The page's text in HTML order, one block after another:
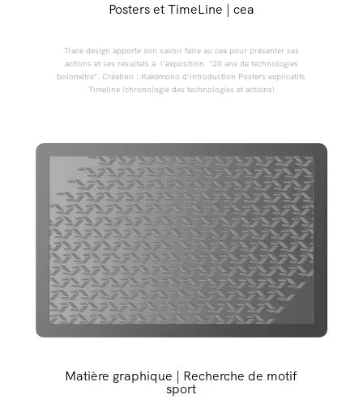
Posters et TimeLine | cea
Trace design apporte son savoir faire au cea pour présenter ses
actions et ses résultats à l'exposition "20 ans de technologies
bolomètre". Création : Kakémono d'introduction Posters explicatifs
Timeline (chronologie des technologies et actions)
Matière graphique | Recherche de motif
sport